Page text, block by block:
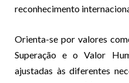
reconhecimento
Orienta-se por valores
Superação e o Valor
ajustadas às diferentes